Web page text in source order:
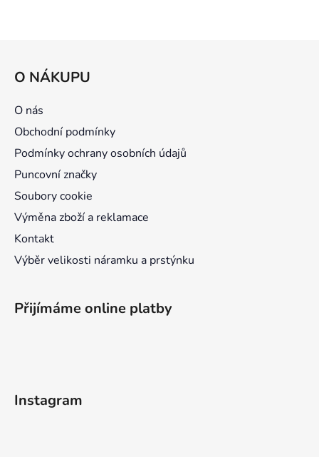
O NÁKUPU
O nás
Obchodní podmínky
Podmínky ochrany osobních údajů
Puncovní značky
Soubory cookie
Výměna zboží a reklamace
Kontakt
Výběr velikosti náramku a prstýnku
Přijímáme online platby
Instagram